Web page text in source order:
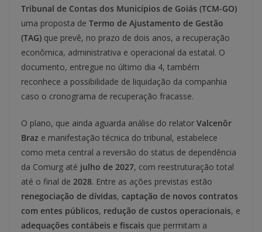
Tribunal de Contas dos Municípios de Goiás (TCM-GO)
uma proposta de Termo de Ajustamento de Gestão
(TAG) que prevê, no prazo de dois anos, a recuperação
econômica, administrativa e operacional da estatal. O
documento, entregue no último dia 4, também
reconhece a possibilidade de liquidação da companhia
caso o cronograma de recuperação fracasse.
O plano, que ainda aguarda análise do relator Valcenôr
Braz e manifestação técnica do tribunal, estabelece
como meta central a reversão do status de dependência
da Comurg até julho de 2027, com reestruturação total
até o final de 2028. Entre as ações previstas estão
renegociação de dívidas, captação de novos contratos
com entes públicos, redução de custos operacionais, e
adequações contábeis e fiscais que permitam a